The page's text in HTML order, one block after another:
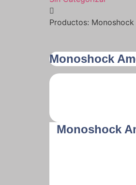
Productos:
Monoshock
Monoshock